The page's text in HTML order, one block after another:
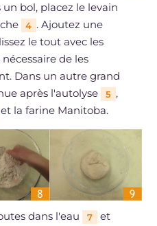
un bol, placez le levain
4 . Ajoutez une
le tout avec les
nécessaire de les
Dans un autre grand
après l'autolyse
5 ,
et la farine Manitoba.
dans l'eau 7
et